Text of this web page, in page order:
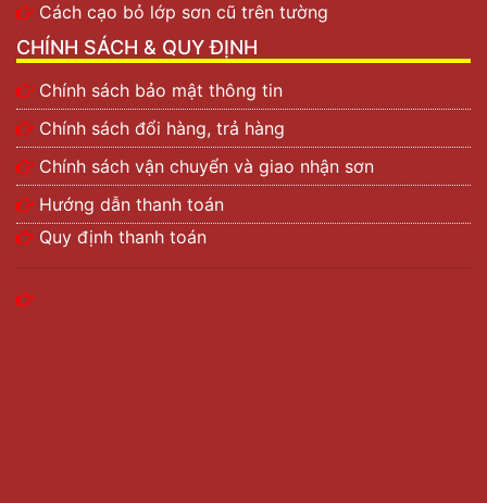
Cách cạo bỏ lớp sơn cũ trên tường
CHÍNH SÁCH & QUY ĐỊNH
Chính sách bảo mật thông tin
Chính sách đổi hàng, trả hàng
Chính sách vận chuyển và giao nhận sơn
Hướng dẫn thanh toán
Quy định thanh toán